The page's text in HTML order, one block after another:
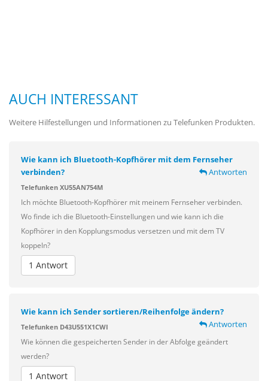
AUCH INTERESSANT
Weitere Hilfestellungen und Informationen zu Telefunken Produkten.
Wie kann ich Bluetooth-Kopfhörer mit dem Fernseher
verbinden?
Antworten
Telefunken XU55AN754M
Ich möchte Bluetooth-Kopfhörer mit meinem Fernseher verbinden.
Wo finde ich die Bluetooth-Einstellungen und wie kann ich die
Kopfhörer in den Kopplungsmodus versetzen und mit dem TV
koppeln?
1 Antwort
Wie kann ich Sender sortieren/Reihenfolge ändern?
Antworten
Telefunken D43U551X1CWI
Wie können die gespeicherten Sender in der Abfolge geändert
werden?
1 Antwort